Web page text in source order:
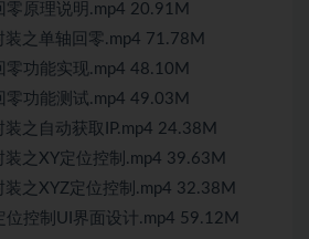
原理说明.mp4 20.91M
之单轴回零.mp4 71.78M
功能实现.mp4 48.10M
零功能测试.mp4 49.03M
之自动获取IP.mp4 24.38M
之XY定位控制.mp4 39.63M
之XYZ定位控制.mp4 32.38M
控制UI界面设计.mp4 59.12M